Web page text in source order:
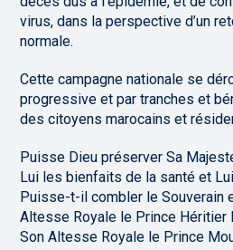
virus, dans la perspective d’un
normale.
Cette campagne nationale se
progressive et par tranches et
des citoyens marocains et
Puisse Dieu préserver Sa
Lui les bienfaits de la santé et
Puisse-t-il combler le Souverain
Altesse Royale le Prince Héritier
Son Altesse Royale le Prince